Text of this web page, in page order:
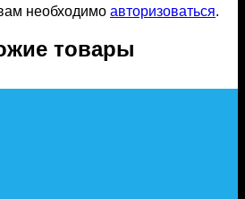
необходимо авторизоваться.
товары